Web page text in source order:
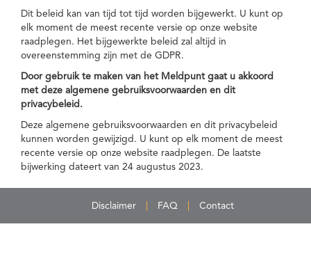
Dit beleid kan van tijd tot tijd worden bijgewerkt. U kunt op
elk moment de meest recente versie op onze website
raadplegen. Het bijgewerkte beleid zal altijd in
overeenstemming zijn met de GDPR.
Door gebruik te maken van het Meldpunt gaat u akkoord
met deze algemene gebruiksvoorwaarden en dit
privacybeleid.
Deze algemene gebruiksvoorwaarden en dit privacybeleid
kunnen worden gewijzigd. U kunt op elk moment de meest
recente versie op onze website raadplegen. De laatste
bijwerking dateert van 24 augustus 2023.
Disclaimer FAQ Contact